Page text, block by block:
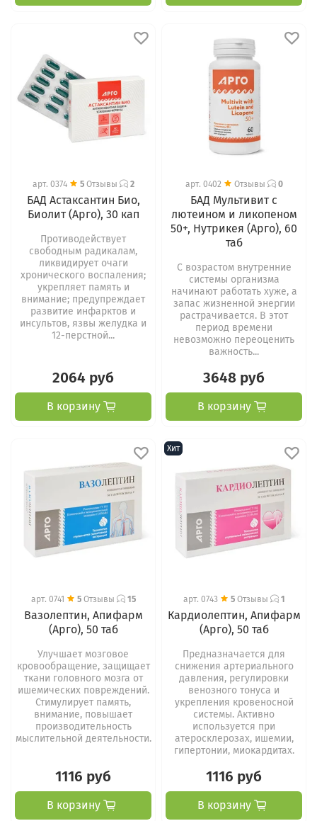
арт. 0374 5Отзывы 2
БАД Астаксантин Био,
Биолит (Арго), 30 кап
Противодействует
свободным радикалам,
ликвидирует очаги
хронического воспаления;
укрепляет память и
внимание; предупреждает
развитие инфарктов и
инсультов, язвы желудка и
12-перстной...
2064 руб
В корзину
арт. 0402 Отзывы 0
БАД Мультивит с
лютеином и ликопеном
50+, Нутрикея (Арго), 60
таб
С возрастом внутренние
системы организма
начинают работать хуже, а
запас жизненной энергии
растрачивается. В этот
период времени
невозможно переоценить
важность...
3648 руб
В корзину
арт. 0741 5Отзывы 15
Вазолептин, Апифарм
(Арго), 50 таб
Улучшает мозговое
кровообращение, защищает
ткани головного мозга от
ишемических повреждений.
Стимулирует память,
внимание, повышает
производительность
мыслительной деятельности.
1116 руб
В корзину
Хит
арт. 0743 5Отзывы 1
Кардиолептин, Апифарм
(Арго), 50 таб
Предназначается для
снижения артериального
давления, регулировки
венозного тонуса и
укрепления кровеносной
системы. Активно
используется при
атеросклерозах, ишемии,
гипертонии, миокардитах.
1116 руб
В корзину